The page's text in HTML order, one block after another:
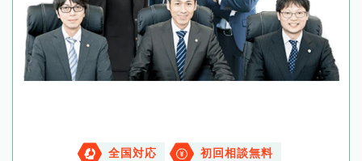
全国対応 初回相談無料